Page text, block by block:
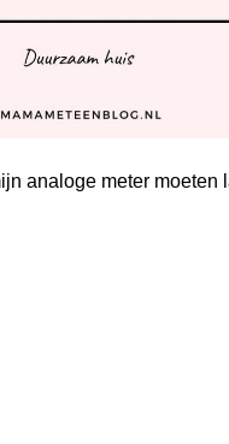
analoge meter moeten